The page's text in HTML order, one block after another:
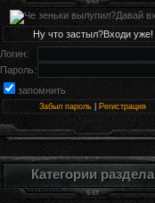
Ну что застыл?Входи уже!
Логин:
Пароль:
запомнить
Забыл пароль Регистрация
Категории раздела